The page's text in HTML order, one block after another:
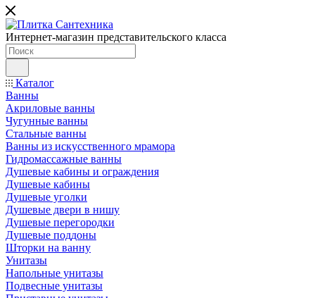
Интернет-магазин представительского класса
Каталог
Ванны
Акриловые ванны
Чугунные ванны
Стальные ванны
Ванны из искусственного мрамора
Гидромассажные ванны
Душевые кабины и ограждения
Душевые кабины
Душевые уголки
Душевые двери в нишу
Душевые перегородки
Душевые поддоны
Шторки на ванну
Унитазы
Напольные унитазы
Подвесные унитазы